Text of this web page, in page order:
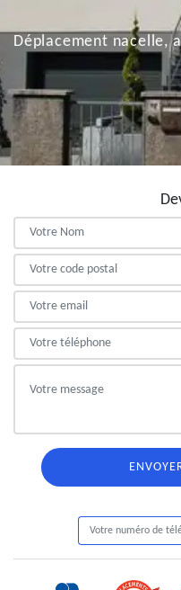
Déplacement nacelle,